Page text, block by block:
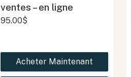
ventes – en ligne
95.00$
Acheter Maintenant